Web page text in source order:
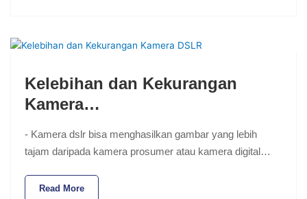
Kelebihan dan Kekurangan
Kamera…
- Kamera dslr bisa menghasilkan gambar yang lebih
tajam daripada kamera prosumer atau kamera digital…
Read More